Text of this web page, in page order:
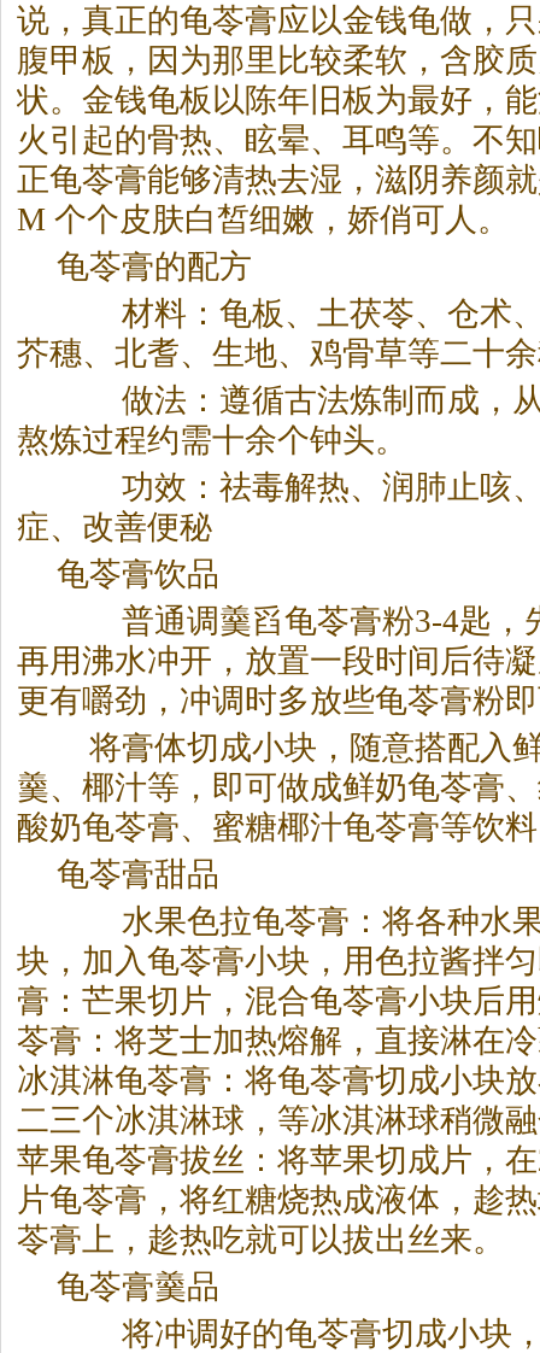
说，真正的龟苓膏应以金钱龟做，
腹甲板，因为那里比较柔软，含胶
状。金钱龟板以陈年旧板为最好，
火引起的骨热、眩晕、耳鸣等。不
正龟苓膏能够清热去湿，滋阴养颜
M 个个皮肤白皙细嫩，娇俏可人。
龟苓膏的配方
材料：龟板、土茯苓、仓术、
芥穗、北耆、生地、鸡骨草等二十
做法：遵循古法炼制而成，从
熬炼过程约需十余个钟头。
功效：祛毒解热、润肺止咳、
症、改善便秘
龟苓膏饮品
普通调羹舀龟苓膏粉3-4匙，
再用沸水冲开，放置一段时间后待
更有嚼劲，冲调时多放些龟苓膏粉
将膏体切成小块，随意搭配入
羹、椰汁等，即可做成鲜奶龟苓膏
酸奶龟苓膏、蜜糖椰汁龟苓膏等饮
龟苓膏甜品
水果色拉龟苓膏：将各种水
块，加入龟苓膏小块，用色拉酱拌
膏：芒果切片，混合龟苓膏小块后
苓膏：将芝士加热熔解，直接淋在
冰淇淋龟苓膏：将龟苓膏切成小块
二三个冰淇淋球，等冰淇淋球稍微
苹果龟苓膏拔丝：将苹果切成片，
片龟苓膏，将红糖烧热成液体，趁
苓膏上，趁热吃就可以拔出丝来。
龟苓膏羹品
将冲调好的龟苓膏切成小块，